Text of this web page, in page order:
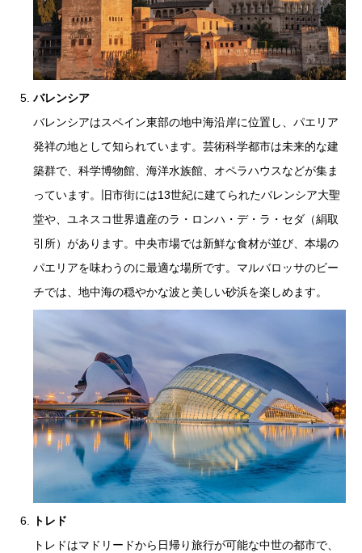
バレンシア
バレンシアはスペイン東部の地中海沿岸に位置し、パエリア
発祥の地として知られています。芸術科学都市は未来的な建
築群で、科学博物館、海洋水族館、オペラハウスなどが集ま
っています。旧市街には13世紀に建てられたバレンシア大聖
堂や、ユネスコ世界遺産のラ・ロンハ・デ・ラ・セダ（絹取
引所）があります。中央市場では新鮮な食材が並び、本場の
パエリアを味わうのに最適な場所です。マルバロッサのビー
チでは、地中海の穏やかな波と美しい砂浜を楽しめます。
トレド
トレドはマドリードから日帰り旅行が可能な中世の都市で、